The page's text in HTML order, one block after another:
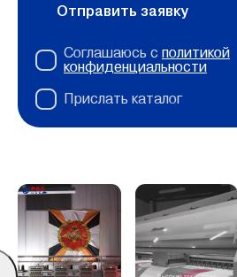
Отправить заявку
Соглашаюсь с политикой
конфиденциальности
Прислать каталог